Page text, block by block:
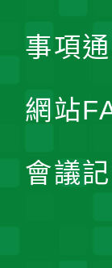
事項
網站
會議